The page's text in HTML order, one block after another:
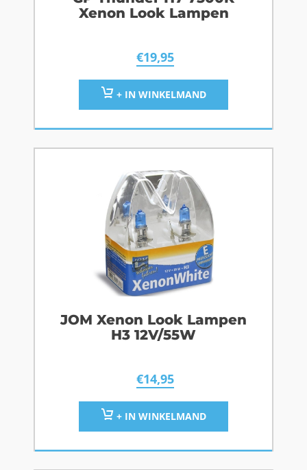
Xenon Look Lampen
€19,95
+ IN WINKELMAND
JOM Xenon Look Lampen
H3 12V/55W
€14,95
+ IN WINKELMAND